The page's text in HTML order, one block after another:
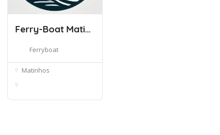
Ferry-Boat Matinhos/Guaratuba
Ferryboat
Matinhos